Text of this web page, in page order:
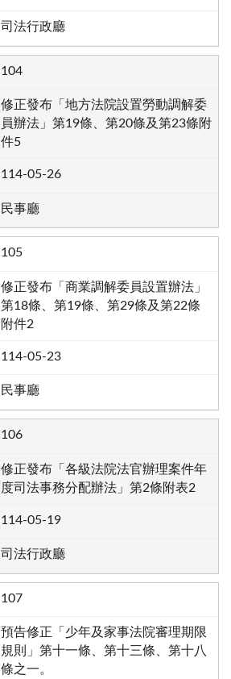
司法行政廳
104
修正發布「地方法院設置勞動調解委
員辦法」第19條、第20條及第23條附
件5
114-05-26
民事廳
105
修正發布「商業調解委員設置辦法」
第18條、第19條、第29條及第22條
附件2
114-05-23
民事廳
106
修正發布「各級法院法官辦理案件年
度司法事務分配辦法」第2條附表2
114-05-19
司法行政廳
107
預告修正「少年及家事法院審理期限
規則」第十一條、第十三條、第十八
條之一。